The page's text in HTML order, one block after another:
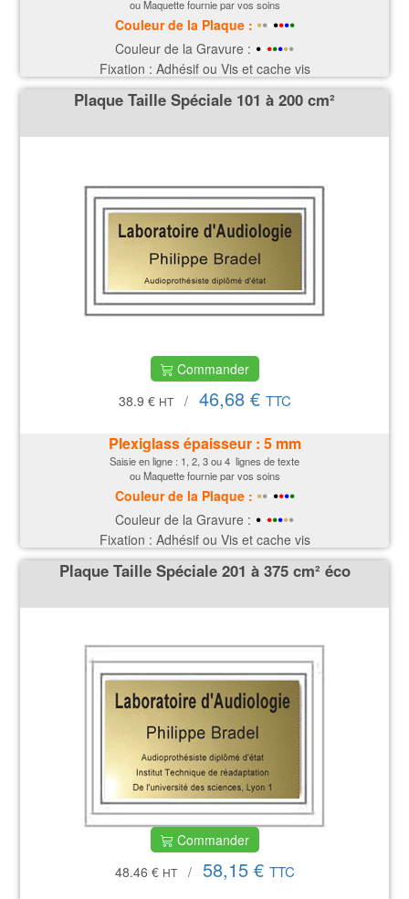
ou Maquette fournie par vos soins
Couleur de la Plaque : ••• ••••
Couleur de la Gravure : • •••••
Fixation : Adhésif ou Vis et cache vis
Plaque Taille Spéciale 101 à 200 cm²
Commander
38.9 € HT / 46,68 € TTC
Plexiglass épaisseur : 5 mm
Saisie en ligne : 1, 2, 3 ou 4 lignes de texte
ou Maquette fournie par vos soins
Couleur de la Plaque : ••• ••••
Couleur de la Gravure : • •••••
Fixation : Adhésif ou Vis et cache vis
Plaque Taille Spéciale 201 à 375 cm² éco
Commander
48.46 € HT / 58,15 € TTC